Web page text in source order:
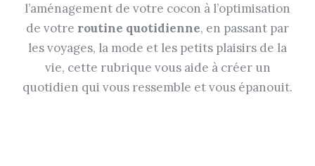
l’aménagement de votre cocon à l’optimisation
de votre routine quotidienne, en passant par
les voyages, la mode et les petits plaisirs de la
vie, cette rubrique vous aide à créer un
quotidien qui vous ressemble et vous épanouit.